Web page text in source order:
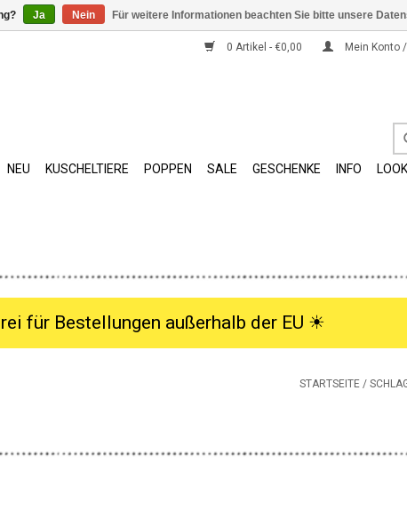
0 Artikel - €0,00 Mein Konto
NEU KUSCHELTIERE POPPEN SALE GESCHENKE INFO
für Bestellungen außerhalb der EU ☀︎
STARTSEITE /
Ja Nein Für weitere Informationen beachten Sie bitte unsere